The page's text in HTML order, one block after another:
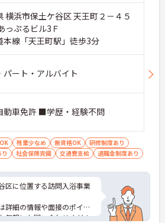
横浜市保土ケ谷区 天王町２－４５
っぷるビル3Ｆ
本線「天王町駅」徒歩3分
パート・アルバイト
車免許 ■学歴・経験不問
残業少なめ 無資格OK
研修制度あり
社会保険完備 交通費支給 退職金制度あり
区に位置する訪問入浴事業
詳細の情報や面接のポイン
気軽にお問い合わせくださ